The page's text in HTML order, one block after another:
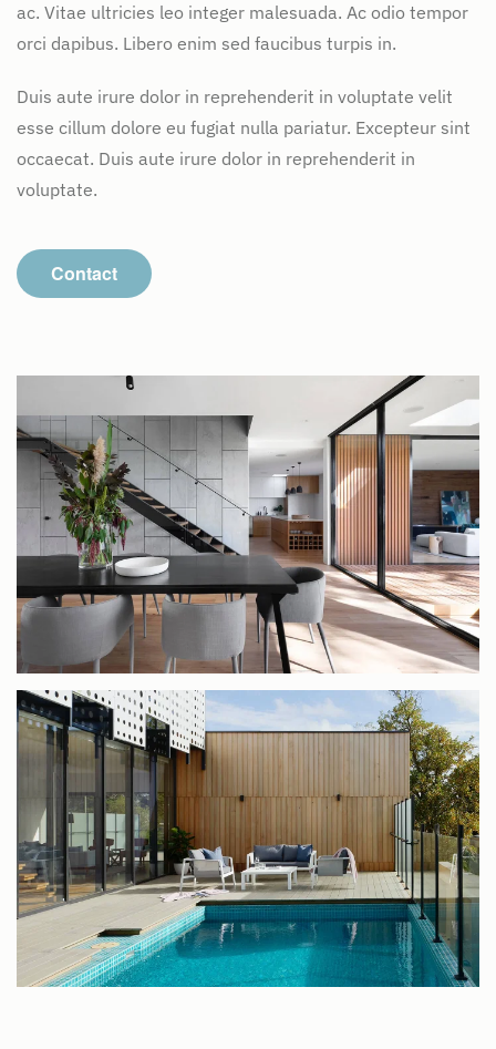
ac. Vitae ultricies leo integer malesuada. Ac odio tempor
orci dapibus. Libero enim sed faucibus turpis in.
Duis aute irure dolor in reprehenderit in voluptate velit
esse cillum dolore eu fugiat nulla pariatur. Excepteur sint
occaecat. Duis aute irure dolor in reprehenderit in
voluptate.
Contact